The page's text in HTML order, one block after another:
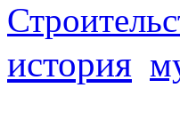
история